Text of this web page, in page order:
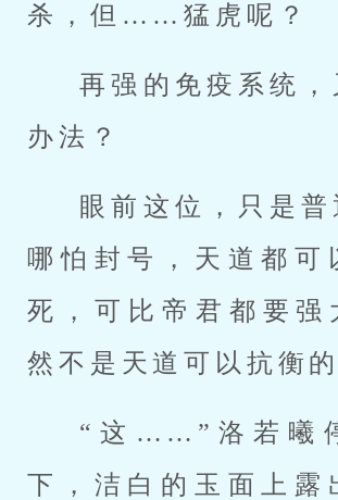
杀，但……猛虎呢？
再强的免疫系统，
办法？
眼前这位，只是普
哪怕封号，天道都可
死，可比帝君都要
然不是天道可以抗衡的
“这……”洛若曦
下，洁白的玉面上露